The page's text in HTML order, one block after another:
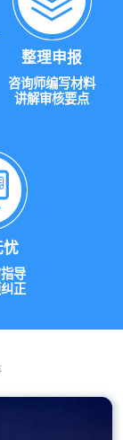
整理申报
咨询师编写材料
讲解审核要点
忧
导
正